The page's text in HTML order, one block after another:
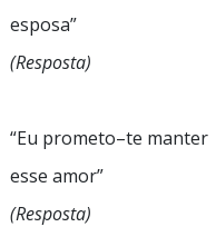
esposa”
(Resposta)
“Eu prometo–te manter
esse amor”
(Resposta)